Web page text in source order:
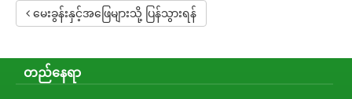
မေးခွန်းနှင့်အဖြေများသို့ ပြန်သွားရန်
တည်နေရာ